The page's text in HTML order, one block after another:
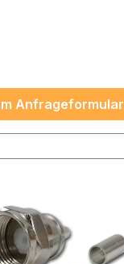
Anfrageformular